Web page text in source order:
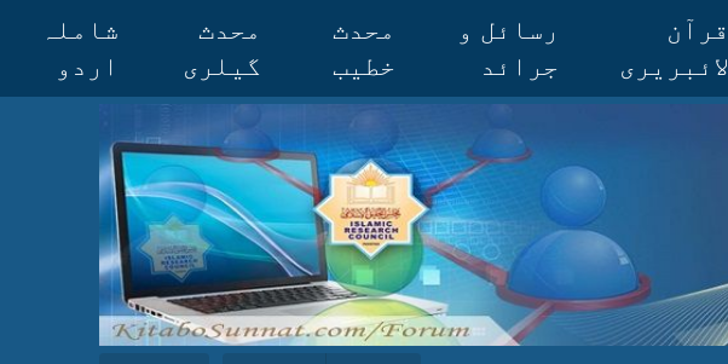
قرآن
لائبریری
رسائل و
جرائد
محدث
خطیب
محدث
گیلری
شاملہ
اردو